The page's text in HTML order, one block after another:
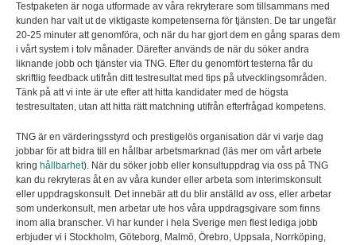
Testpaketen är noga utformade av våra rekryterare som tillsammans med
kunden har valt ut de viktigaste kompetenserna för tjänsten. De tar ungefär
20-25 minuter att genomföra, och när du har gjort dem en gång sparas dem
i vårt system i tolv månader. Därefter används de när du söker andra
liknande jobb och tjänster via TNG. Efter du genomfört testerna får du
skriftlig feedback utifrån ditt testresultat med tips på utvecklingsområden.
Tänk på att vi inte är ute efter att hitta kandidater med de högsta
testresultaten, utan att hitta rätt matchning utifrån efterfrågad kompetens.
TNG är en värderingsstyrd och prestigelös organisation där vi varje dag
jobbar för att bidra till en hållbar arbetsmarknad (läs mer om vårt arbete
kring hållbarhet). När du söker jobb eller konsultuppdrag via oss på TNG
kan du rekryteras åt en av våra kunder eller arbeta som interimskonsult
eller uppdragskonsult. Det innebär att du blir anställd av oss, eller arbetar
som underkonsult, men arbetar ute hos våra uppdragsgivare som finns
inom alla branscher. Vi har kunder i hela Sverige men flest lediga jobb
erbjuder vi i Stockholm, Göteborg, Malmö, Örebro, Uppsala, Norrköping,